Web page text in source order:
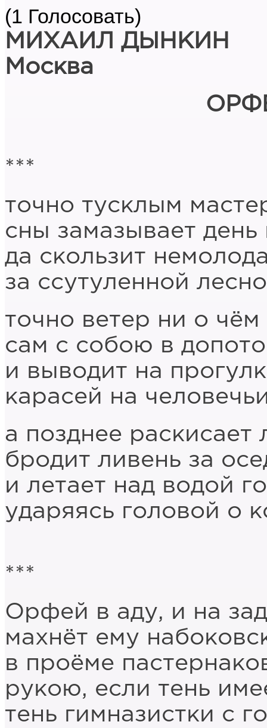
(1 Голосовать)
МИХАИЛ ДЫНКИН
Москва
***
точно тусклым
сны замазывает
да скользит
за ссутуленной
точно ветер ни о чём
сам с собою в
и выводит на
карасей на
а позднее раскисает
бродит ливень за
и летает над водой
ударяясь головой о
***
Орфей в аду, и на
махнёт ему
в проёме
рукою, если тень
тень гимназистки с